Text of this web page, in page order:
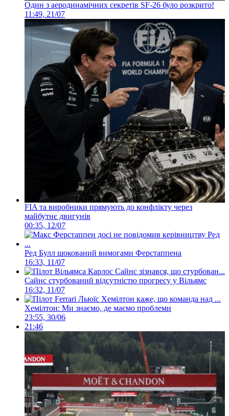
Один з аеродинамічних секретів SF-26 було розкрито!
11:49, 21/07
FIA та виробники прямують до конфлікту через
майбутнє двигунів
00:35, 12/07
Ред Булл шокований вимогами Ферстаппена
16:33, 11/07
Сайнс стурбований відсутністю прогресу у Вільямс
16:32, 11/07
Хемілтон: Ми знаємо, де маємо проблеми
23:55, 30/06
21:46